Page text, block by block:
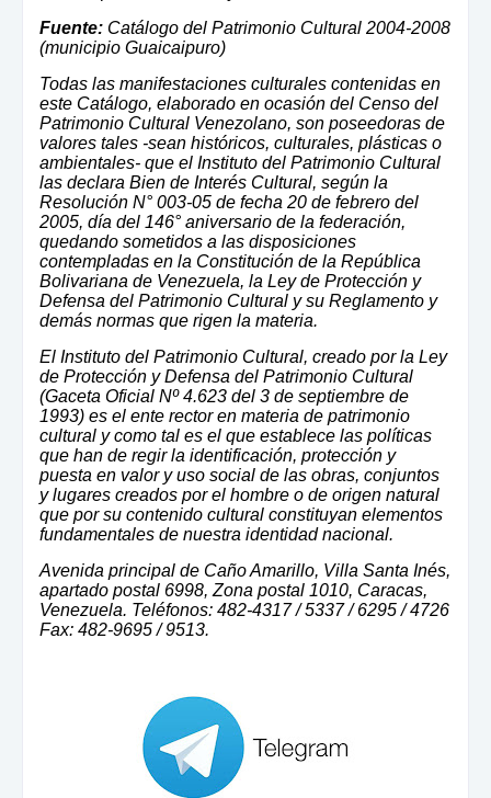
Fuente: Catálogo del Patrimonio Cultural 2004-2008
(municipio Guaicaipuro)
Todas las manifestaciones culturales contenidas en
este Catálogo, elaborado en ocasión del Censo del
Patrimonio Cultural Venezolano, son poseedoras de
valores tales -sean históricos, culturales, plásticas o
ambientales- que el Instituto del Patrimonio Cultural
las declara Bien de Interés Cultural, según la
Resolución N° 003-05 de fecha 20 de febrero del
2005, día del 146° aniversario de la federación,
quedando sometidos a las disposiciones
contempladas en la Constitución de la República
Bolivariana de Venezuela, la Ley de Protección y
Defensa del Patrimonio Cultural y su Reglamento y
demás normas que rigen la materia.
El Instituto del Patrimonio Cultural, creado por la Ley
de Protección y Defensa del Patrimonio Cultural
(Gaceta Oficial Nº 4.623 del 3 de septiembre de
1993) es el ente rector en materia de patrimonio
cultural y como tal es el que establece las políticas
que han de regir la identificación, protección y
puesta en valor y uso social de las obras, conjuntos
y lugares creados por el hombre o de origen natural
que por su contenido cultural constituyan elementos
fundamentales de nuestra identidad nacional.
Avenida principal de Caño Amarillo, Villa Santa Inés,
apartado postal 6998, Zona postal 1010, Caracas,
Venezuela. Teléfonos: 482-4317 / 5337 / 6295 / 4726
Fax: 482-9695 / 9513.